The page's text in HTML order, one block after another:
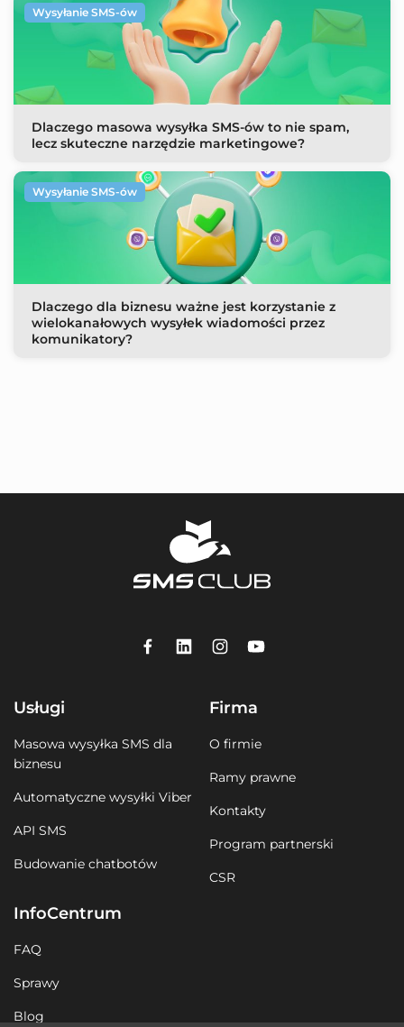
Dlaczego masowa wysyłka SMS-ów to nie spam,
lecz skuteczne narzędzie marketingowe?
Wysyłanie SMS-ów
Dlaczego dla biznesu ważne jest korzystanie z
wielokanałowych wysyłek wiadomości przez
komunikatory?
Wysyłanie SMS-ów
Usługi
Masowa wysyłka SMS dla
biznesu
Automatyczne wysyłki Viber
API SMS
Budowanie chatbotów
Firma
O firmie
Ramy prawne
Kontakty
Program partnerski
CSR
InfoCentrum
FAQ
Sprawy
Blog